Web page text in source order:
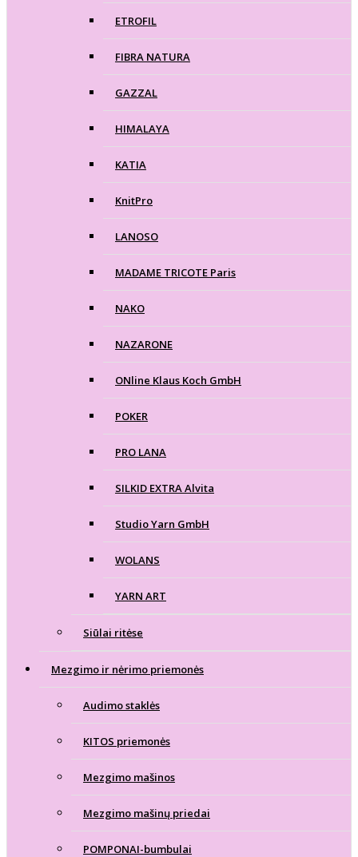
ETROFIL
FIBRA NATURA
GAZZAL
HIMALAYA
KATIA
KnitPro
LANOSO
MADAME TRICOTE Paris
NAKO
NAZARONE
ONline Klaus Koch GmbH
POKER
PRO LANA
SILKID EXTRA Alvita
Studio Yarn GmbH
WOLANS
YARN ART
Siūlai ritėse
Mezgimo ir nėrimo priemonės
Audimo staklės
KITOS priemonės
Mezgimo mašinos
Mezgimo mašinų priedai
POMPONAI-bumbulai